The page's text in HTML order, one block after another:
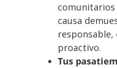
comunitarios
causa
proactivo.
Tus